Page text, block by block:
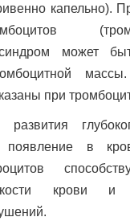
капельно).
синдром может
при
развития
в
крови и